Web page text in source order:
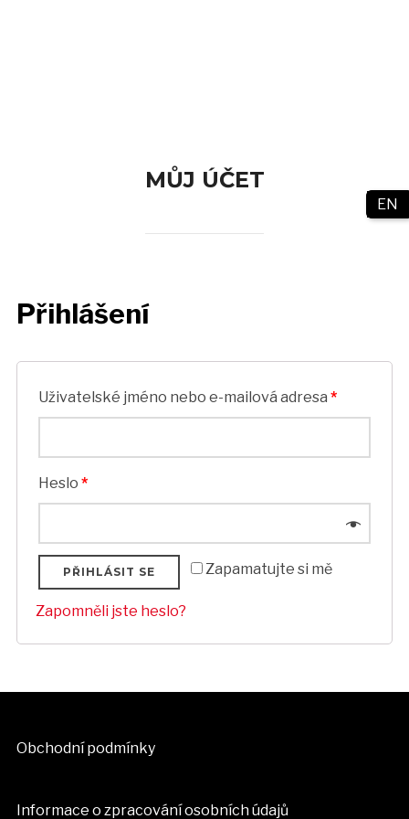
MŮJ ÚČET
Přihlášení
Uživatelské jméno nebo e-mailová adresa *
Heslo *
Zapamatujte si mě
PŘIHLÁSIT SE
Zapomněli jste heslo?
Obchodní podmínky
Informace o zpracování osobních údajů
EN